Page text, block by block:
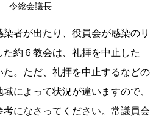
令総会議長
者が出たり、役員会が感染のリ
約６教会は、礼拝を中止した
た。ただ、礼拝を中止するなどの
によって状況が違いますので、
考になさってください。常議員会